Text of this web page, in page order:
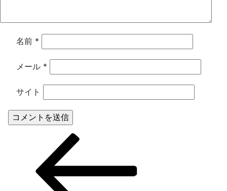
名前 *
メール *
サイト